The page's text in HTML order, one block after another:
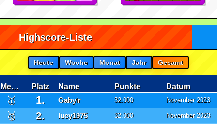
Highscore-Liste
Heute Woche Monat Jahr Gesamt
Medaille Platz Name Punkte Datum
🥇 1. GabyIr 32.000 November 2023
🥈 2. lucy1975 32.000 November 2023